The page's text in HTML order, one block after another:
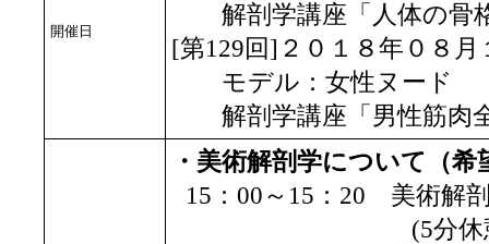
開催日
解剖学講座「人体の骨
[第129回]２０１８年０８月
モデル：女性ヌード
解剖学講座「男性筋肉
・美術解剖学について（
15：00～15：20 美術解
(5分休